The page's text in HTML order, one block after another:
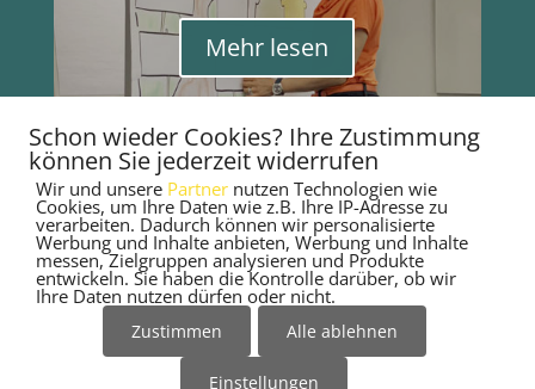
Mehr lesen
RECHTLICHES
Datenschutzerklärung
Impressum
Schon wieder Cookies? Ihre Zustimmung
können Sie jederzeit widerrufen
Wir und unsere Partner nutzen Technologien wie
Cookies, um Ihre Daten wie z.B. Ihre IP-Adresse zu
verarbeiten. Dadurch können wir personalisierte
Werbung und Inhalte anbieten, Werbung und Inhalte
messen, Zielgruppen analysieren und Produkte
entwickeln. Sie haben die Kontrolle darüber, ob wir
Ihre Daten nutzen dürfen oder nicht.
Zustimmen Alle ablehnen
Einstellungen